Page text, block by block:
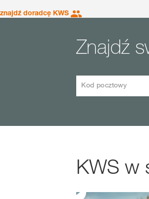
znajdź doradcę KWS
Znajdź
Kod pocztowy
KWS w